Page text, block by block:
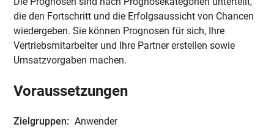
die den Fortschritt und die Erfolgsaussicht von Chancen
wiedergeben. Sie können Prognosen für sich, Ihre
Vertriebsmitarbeiter und Ihre Partner erstellen sowie
Umsatzvorgaben machen.
Voraussetzungen
Zielgruppen: Anwender